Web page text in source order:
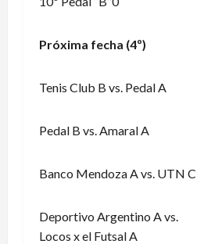
Próxima fecha (4º)
Tenis Club B vs. Pedal A
Pedal B vs. Amaral A
Banco Mendoza A vs. UTN C
Deportivo Argentino A vs.
Locos x el Futsal A